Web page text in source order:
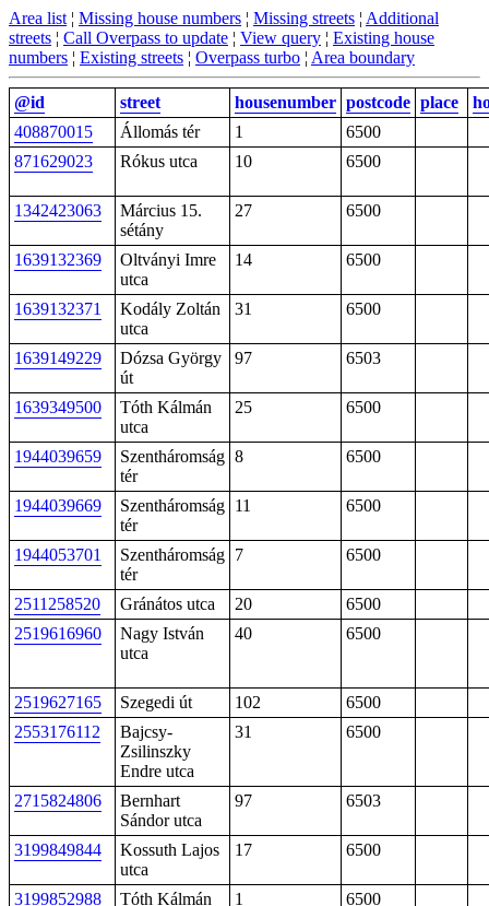
Area list ¦ Missing house numbers ¦ Missing streets ¦ Additional
streets ¦ Call Overpass to update ¦ View query ¦ Existing house
numbers ¦ Existing streets ¦ Overpass turbo ¦ Area boundary
@id street housenumber postcode place
408870015
Állomás tér 1
6500
871629023
Rókus utca 10 6500
1342423063
Március 15.
sétány
27 6500
1639132369
Oltványi Imre
utca
14 6500
1639132371
Kodály Zoltán
utca
31 6500
1639149229
Dózsa György
út
97 6503
1639349500
Tóth Kálmán
utca
25 6500
1944039659
Szentháromság
tér
8 6500
1944039669
Szentháromság
tér
11 6500
1944053701
Szentháromság
tér
7 6500
2511258520 Gránátos utca 20
6500
2519616960
Nagy István
utca
40 6500
2519627165 Szegedi út 102
6500
2553176112
Bajcsy-
Zsilinszky
Endre utca
31 6500
2715824806
Bernhart
Sándor utca
97 6503
3199849844
Kossuth Lajos
utca
17 6500
3199852988
Tóth Kálmán
1 6500